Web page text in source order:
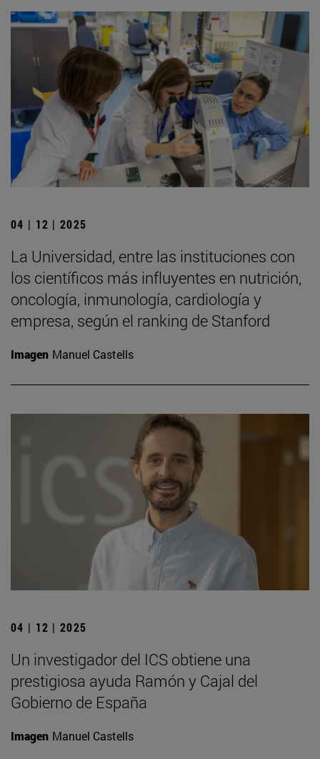
04 | 12 | 2025
La Universidad, entre las instituciones con
los científicos más influyentes en nutrición,
oncología, inmunología, cardiología y
empresa, según el ranking de Stanford
Imagen Manuel Castells
04 | 12 | 2025
Un investigador del ICS obtiene una
prestigiosa ayuda Ramón y Cajal del
Gobierno de España
Imagen Manuel Castells